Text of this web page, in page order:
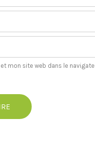
mon site web dans le